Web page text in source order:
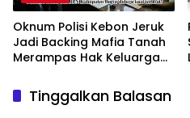
Oknum Polisi Kebon Jeruk
Jadi Backing Mafia Tanah
Merampas Hak Keluarga
Sutarman
Tinggalkan Balasan